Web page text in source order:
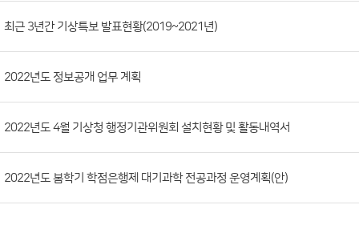
회최근 3년간 기상특보 발표현황(2019~2021년)
2022년도 정보공개 업무 계획
2022년도 4월 기상청 행정기관위원회 설치현황 및 활동내역서
2022년도 봄학기 학점은행제 대기과학 전공과정 운영계획(안)